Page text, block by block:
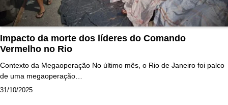
Impacto da morte dos líderes do Comando
Vermelho no Rio
Contexto da Megaoperação No último mês, o Rio de Janeiro foi palco
de uma megaoperação…
31/10/2025